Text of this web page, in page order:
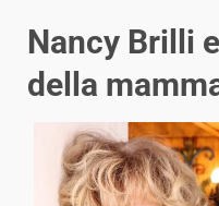
Nancy Brilli
della